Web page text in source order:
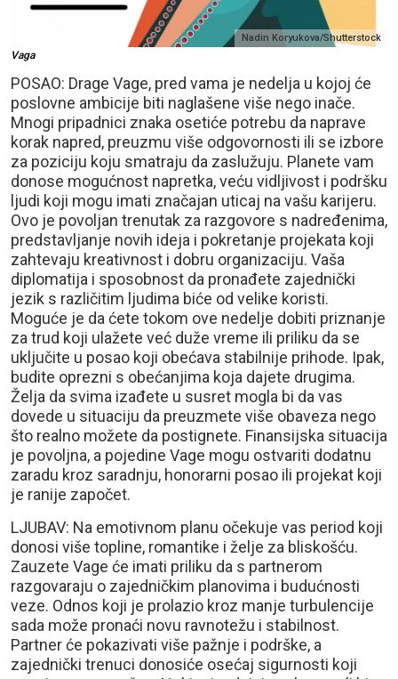
Nadin Koryukova/Shutterstock
Vaga
POSAO: Drage Vage, pred vama je nedelja u kojoj će
poslovne ambicije biti naglašene više nego inače.
Mnogi pripadnici znaka osetiće potrebu da naprave
korak napred, preuzmu više odgovornosti ili se izbore
za poziciju koju smatraju da zaslužuju. Planete vam
donose mogućnost napretka, veću vidljivost i podršku
ljudi koji mogu imati značajan uticaj na vašu karijeru.
Ovo je povoljan trenutak za razgovore s nadređenima,
predstavljanje novih ideja i pokretanje projekata koji
zahtevaju kreativnost i dobru organizaciju. Vaša
diplomatija i sposobnost da pronađete zajednički
jezik s različitim ljudima biće od velike koristi.
Moguće je da ćete tokom ove nedelje dobiti priznanje
za trud koji ulažete već duže vreme ili priliku da se
uključite u posao koji obećava stabilnije prihode. Ipak,
budite oprezni s obećanjima koja dajete drugima.
Želja da svima izađete u susret mogla bi da vas
dovede u situaciju da preuzmete više obaveza nego
što realno možete da postignete. Finansijska situacija
je povoljna, a pojedine Vage mogu ostvariti dodatnu
zaradu kroz saradnju, honorarni posao ili projekat koji
je ranije započet.
LJUBAV: Na emotivnom planu očekuje vas period koji
donosi više topline, romantike i želje za bliskošću.
Zauzete Vage će imati priliku da s partnerom
razgovaraju o zajedničkim planovima i budućnosti
veze. Odnos koji je prolazio kroz manje turbulencije
sada može pronaći novu ravnotežu i stabilnost.
Partner će pokazivati više pažnje i podrške, a
zajednički trenuci donosiće osećaj sigurnosti koji